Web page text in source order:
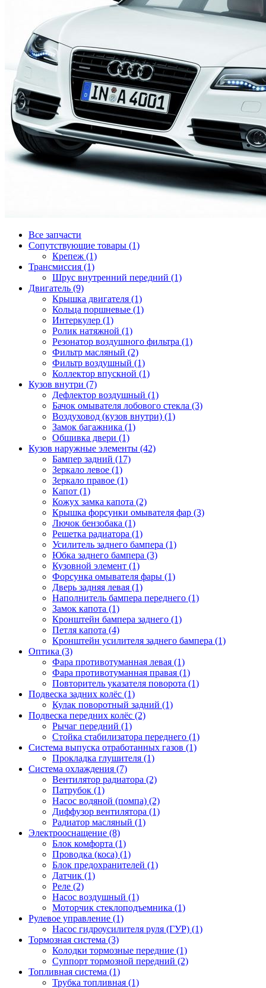
Все запчасти
Сопутствующие товары (1)
Крепеж (1)
Трансмиссия (1)
Шрус внутренний передний (1)
Двигатель (9)
Крышка двигателя (1)
Кольца поршневые (1)
Интеркулер (1)
Ролик натяжной (1)
Резонатор воздушного фильтра (1)
Фильтр масляный (2)
Фильтр воздушный (1)
Коллектор впускной (1)
Кузов внутри (7)
Дефлектор воздушный (1)
Бачок омывателя лобового стекла (3)
Воздуховод (кузов внутри) (1)
Замок багажника (1)
Обшивка двери (1)
Кузов наружные элементы (42)
Бампер задний (17)
Зеркало левое (1)
Зеркало правое (1)
Капот (1)
Кожух замка капота (2)
Крышка форсунки омывателя фар (3)
Лючок бензобака (1)
Решетка радиатора (1)
Усилитель заднего бампера (1)
Юбка заднего бампера (3)
Кузовной элемент (1)
Форсунка омывателя фары (1)
Дверь задняя левая (1)
Наполнитель бампера переднего (1)
Замок капота (1)
Кронштейн бампера заднего (1)
Петля капота (4)
Кронштейн усилителя заднего бампера (1)
Оптика (3)
Фара противотуманная левая (1)
Фара противотуманная правая (1)
Повторитель указателя поворота (1)
Подвеска задних колёс (1)
Кулак поворотный задний (1)
Подвеска передних колёс (2)
Рычаг передний (1)
Стойка стабилизатора переднего (1)
Система выпуска отработанных газов (1)
Прокладка глушителя (1)
Система охлаждения (7)
Вентилятор радиатора (2)
Патрубок (1)
Насос водяной (помпа) (2)
Диффузор вентилятора (1)
Радиатор масляный (1)
Электрооснащение (8)
Блок комфорта (1)
Проводка (коса) (1)
Блок предохранителей (1)
Датчик (1)
Реле (2)
Насос воздушный (1)
Моторчик стеклоподъемника (1)
Рулевое управление (1)
Насос гидроусилителя руля (ГУР) (1)
Тормозная система (3)
Колодки тормозные передние (1)
Суппорт тормозной передний (2)
Топливная система (1)
Трубка топливная (1)